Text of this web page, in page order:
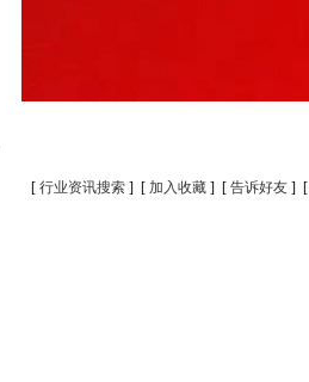
[ 行业资讯搜索] [ 加入收藏] [ 告诉好友] [